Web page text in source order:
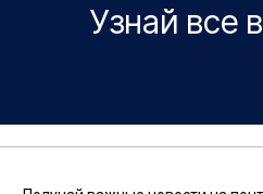
Узнай все в